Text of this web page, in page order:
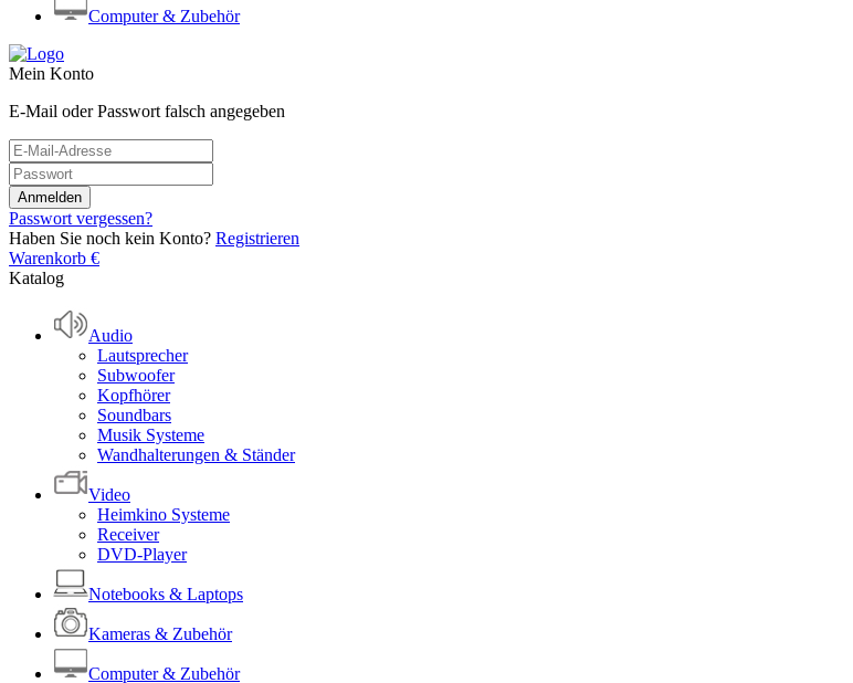
Computer & Zubehör
Mein Konto
E-Mail oder Passwort falsch angegeben
Passwort vergessen?
Haben Sie noch kein Konto? Registrieren
Warenkorb €
Katalog
Audio
Lautsprecher
Subwoofer
Kopfhörer
Soundbars
Musik Systeme
Wandhalterungen & Ständer
Video
Heimkino Systeme
Receiver
DVD-Player
Notebooks & Laptops
Kameras & Zubehör
Computer & Zubehör